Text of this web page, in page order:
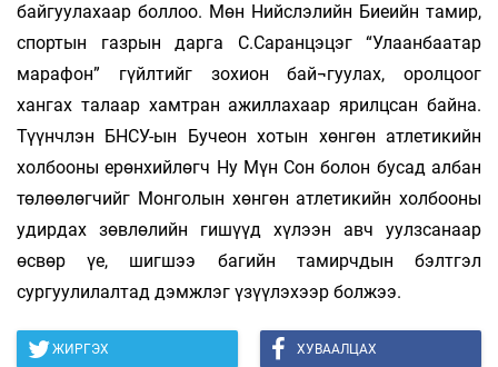
байгуулахаар боллоо. Мөн Нийслэлийн Биеийн тамир,
спортын газрын дарга С.Саранцэцэг “Улаанбаатар
марафон” гүйлтийг зохион бай¬гуулах, оролцоог
хангах талаар хамтран ажиллахаар ярилцсан байна.
Түүнчлэн БНСУ-ын Бучеон хотын хөнгөн атлетикийн
холбооны ерөнхийлөгч Ну Мүн Сон болон бусад албан
төлөөлөгчийг Монголын хөнгөн атлетикийн холбооны
удирдах зөвлөлийн гишүүд хүлээн авч уулзсанаар
өсвөр үе, шигшээ багийн тамирчдын бэлтгэл
сургуулилалтад дэмжлэг үзүүлэхээр болжээ.
ЖИРГЭХ ХУВААЛЦАХ